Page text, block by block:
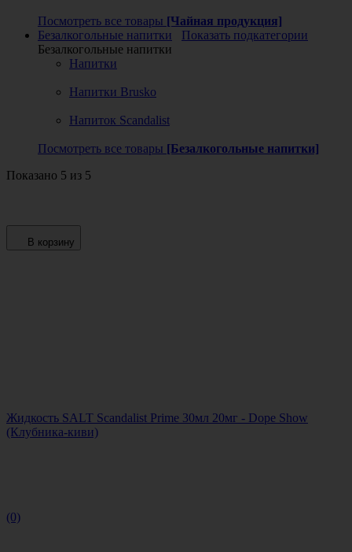
Посмотреть все товары [Чайная продукция]
Безалкогольные напитки
Показать подкатегории
Безалкогольные напитки
Напитки
Напитки Brusko
Напиток Scandalist
Посмотреть все товары [Безалкогольные напитки]
Показано 5 из 5
В корзину
Жидкость SALT Scandalist Prime 30мл 20мг - Dope Show
(Клубника-киви)
(0)